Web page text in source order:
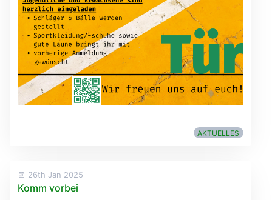
AKTUELLES
26th Jan 2025
Komm vorbei